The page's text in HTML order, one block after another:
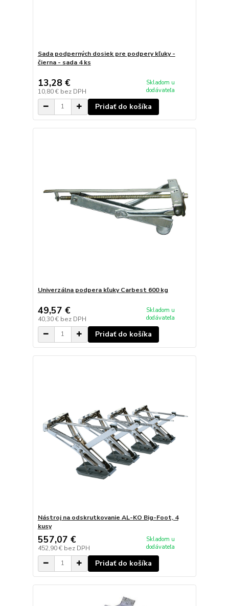
Sada podperných dosiek pre podpery kľuky -
čierna - sada 4 ks
13,28 €
10,80 € bez DPH
Skladom u
dodávateľa
Pridať do košíka
Univerzálna podpera kľuky Carbest 600 kg
49,57 €
40,30 € bez DPH
Skladom u
dodávateľa
Pridať do košíka
Nástroj na odskrutkovanie AL-KO Big-Foot, 4
kusy
557,07 €
452,90 € bez DPH
Skladom u
dodávateľa
Pridať do košíka